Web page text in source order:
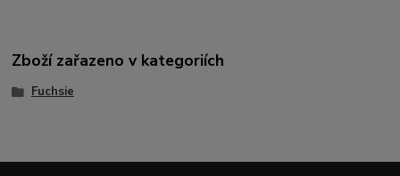
Zboží zařazeno v kategoriích
Fuchsie